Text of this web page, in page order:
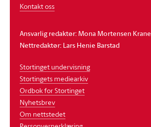
Kontakt oss
Ansvarlig redaktør: Mona Mortensen Krane
Nettredaktør: Lars Henie Barstad
Stortinget undervisning
Stortingets mediearkiv
Ordbok for Stortinget
Nyhetsbrev
Om nettstedet